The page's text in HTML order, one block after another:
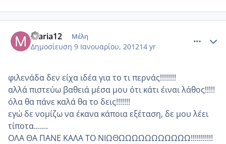
maria12 Μέλη
Δημοσίευση 9 Ιανουαρίου, 201214 yr
φιλενάδα δεν είχα ιδέα για το τι περνάς!!!!!!!!
αλλά πιστεύω βαθειά μέσα μου ότι κάτι έιναι λάθος!!!!!
όλα θα πάνε καλά θα το δεις!!!!!!!
εγώ δε νομίζω να έκανα κάποια εξέταση, δε μου λέει
τίποτα.......
ΟΛΑ ΘΑ ΠΑΝΕ ΚΑΛΑ ΤΟ ΝΙΩΘΩΩΩΩΩΩΩΩΩΩΩ!!!!!!!!!!!